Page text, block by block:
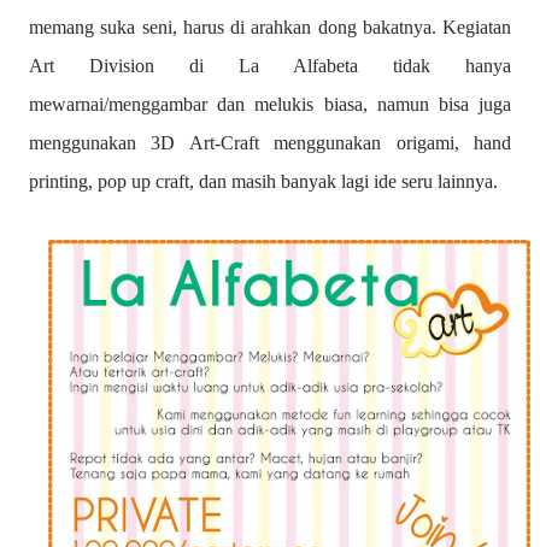
memang suka seni, harus di arahkan dong bakatnya. Kegiatan
Art Division di La Alfabeta tidak hanya
mewarnai/menggambar dan melukis biasa, namun bisa juga
menggunakan 3D Art-Craft menggunakan origami, hand
printing, pop up craft, dan masih banyak lagi ide seru lainnya.